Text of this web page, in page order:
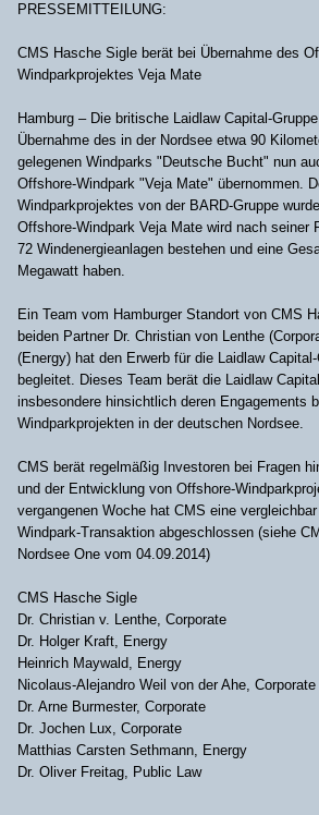
PRESSEMITTEILUNG:
CMS Hasche Sigle berät bei Übernahme des
Windparkprojektes Veja Mate
Hamburg – Die britische Laidlaw Capital-
Übernahme des in der Nordsee etwa 90
gelegenen Windparks "Deutsche Bucht" nun
Offshore-Windpark "Veja Mate" übernommen.
Windparkprojektes von der BARD-Gruppe
Offshore-Windpark Veja Mate wird nach seiner
72 Windenergieanlagen bestehen und eine
Megawatt haben.
Ein Team vom Hamburger Standort von CMS
beiden Partner Dr. Christian von Lenthe
(Energy) hat den Erwerb für die Laidlaw
begleitet. Dieses Team berät die Laidlaw
insbesondere hinsichtlich deren Engagements
Windparkprojekten in der deutschen Nordsee.
CMS berät regelmäßig Investoren bei Fragen
und der Entwicklung von Offshore-
vergangenen Woche hat CMS eine
Windpark-Transaktion abgeschlossen (siehe
Nordsee One vom 04.09.2014)
CMS Hasche Sigle
Dr. Christian v. Lenthe, Corporate
Dr. Holger Kraft, Energy
Heinrich Maywald, Energy
Nicolaus-Alejandro Weil von der Ahe, Corporate
Dr. Arne Burmester, Corporate
Dr. Jochen Lux, Corporate
Matthias Carsten Sethmann, Energy
Dr. Oliver Freitag, Public Law